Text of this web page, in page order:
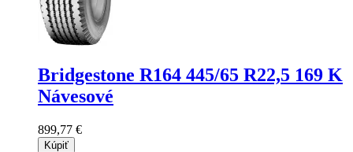
Bridgestone R164 445/65 R22,5 169 K
Návesové
899,77 €
Kúpiť